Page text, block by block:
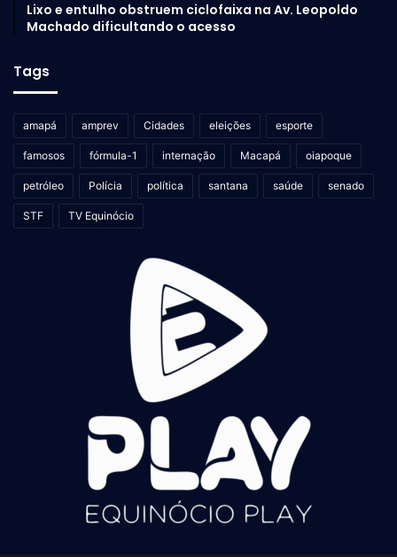
Lixo e entulho obstruem ciclofaixa na Av. Leopoldo
Machado dificultando o acesso
Tags
amapá amprev Cidades eleições esporte
famosos fórmula-1 internação Macapá oiapoque
petróleo Polícia política santana saúde senado
STF TV Equinócio